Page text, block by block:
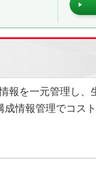
報を一元管理し、
情報管理でコス